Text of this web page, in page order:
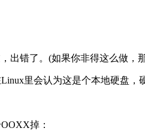
出错了。(如果你非得这么做
里会认为这是个本地硬盘，
掉：